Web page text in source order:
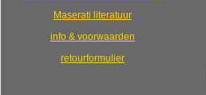
Maserati literatuur
info & voorwaarden
retourformulier